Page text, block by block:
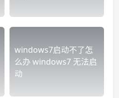
windows7启动不了怎
么办 windows7 无法启
动